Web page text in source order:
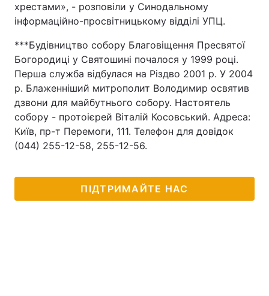
хрестами», - розповіли у Синодальному
інформаційно-просвітницькому відділі УПЦ.
***Будівництво собору Благовіщення Пресвятої
Богородиці у Святошині почалося у 1999 році.
Перша служба відбулася на Різдво 2001 р. У 2004
р. Блаженніший митрополит Володимир освятив
дзвони для майбутнього собору. Настоятель
собору - протоієрей Віталій Косовський. Адреса:
Київ, пр-т Перемоги, 111. Телефон для довідок
(044) 255-12-58, 255-12-56.
ПІДТРИМАЙТЕ НАС